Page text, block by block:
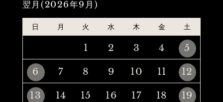
翌月(2026年9月)
日 月 火 水 木 金 土
1 2 3 4
5
6
7 8 9 10 11
12
13
14 15 16 17 18
19